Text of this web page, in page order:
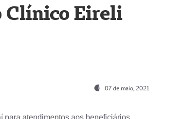
Clínico Eireli
07 de maio, 2021